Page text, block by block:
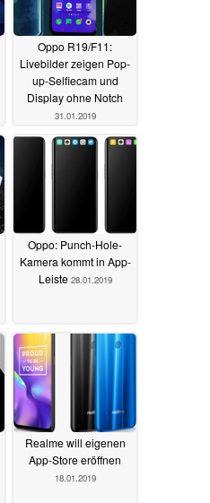
Oppo R19/F11:
Livebilder zeigen Pop-
up-Selfiecam und
Display ohne Notch
31.01.2019
Oppo: Punch-Hole-
Kamera kommt in App-
Leiste 28.01.2019
Realme will eigenen
App-Store eröffnen
18.01.2019